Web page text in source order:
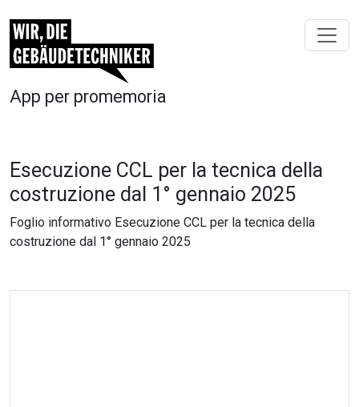
App per promemoria
Esecuzione CCL per la tecnica della
costruzione dal 1° gennaio 2025
Foglio informativo Esecuzione CCL per la tecnica della
costruzione dal 1° gennaio 2025